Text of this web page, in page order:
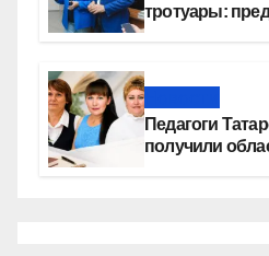
тротуары:
Педагоги
получили